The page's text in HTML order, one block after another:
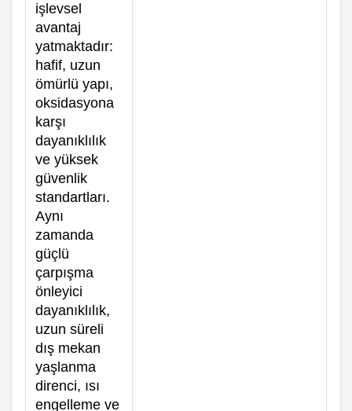
işlevsel
avantaj
yatmaktadır:
hafif, uzun
ömürlü yapı,
oksidasyona
karşı
dayanıklılık
ve yüksek
güvenlik
standartları.
Aynı
zamanda
güçlü
çarpışma
önleyici
dayanıklılık,
uzun süreli
dış mekan
yaşlanma
direnci, ısı
engelleme ve